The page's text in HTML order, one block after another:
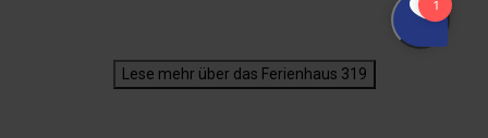
Lese mehr über das Ferienhaus 319